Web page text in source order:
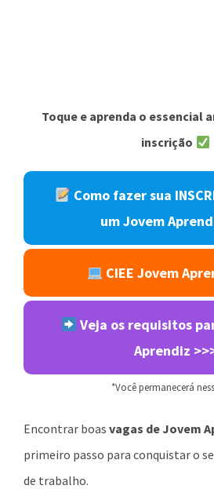
Toque e aprenda o essencial
inscrição
Como fazer sua
um Jovem
CIEE Jovem
Veja os requisitos
Aprendiz
*Você permanecerá
Encontrar boas vagas de Jovem
primeiro passo para conquistar o
de trabalho.